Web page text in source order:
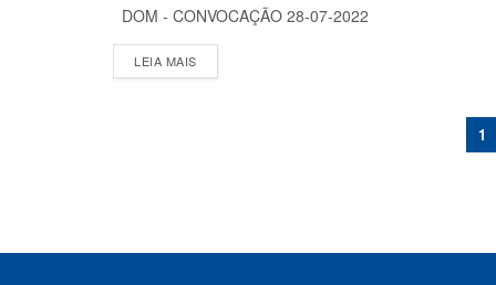
DOM - CONVOCAÇÃO 28-07-2022
LEIA MAIS
1